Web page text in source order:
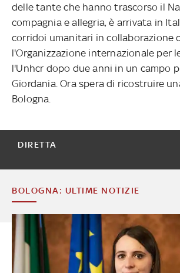
delle tante che hanno trascorso il
compagnia e allegria, è arrivata in
corridoi umanitari in collaborazione
l'Organizzazione internazionale per
l'Unhcr dopo due anni in un campo
Giordania. Ora spera di ricostruire
Bologna.
DIRETTA
BOLOGNA: ULTIME NOTIZIE